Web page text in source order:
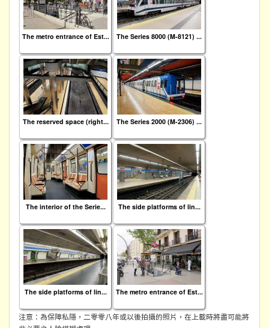
The metro entrance of Est... The Series 8000 (M-8121) ...
The reserved space (right... The Series 2000 (M-2306) ...
The interior of the Serie... The side platforms of lin...
The side platforms of lin... The metro entrance of Est...
注意：為保障私隱，二零零八年或以後拍攝的照片，在上載時將盡可能將